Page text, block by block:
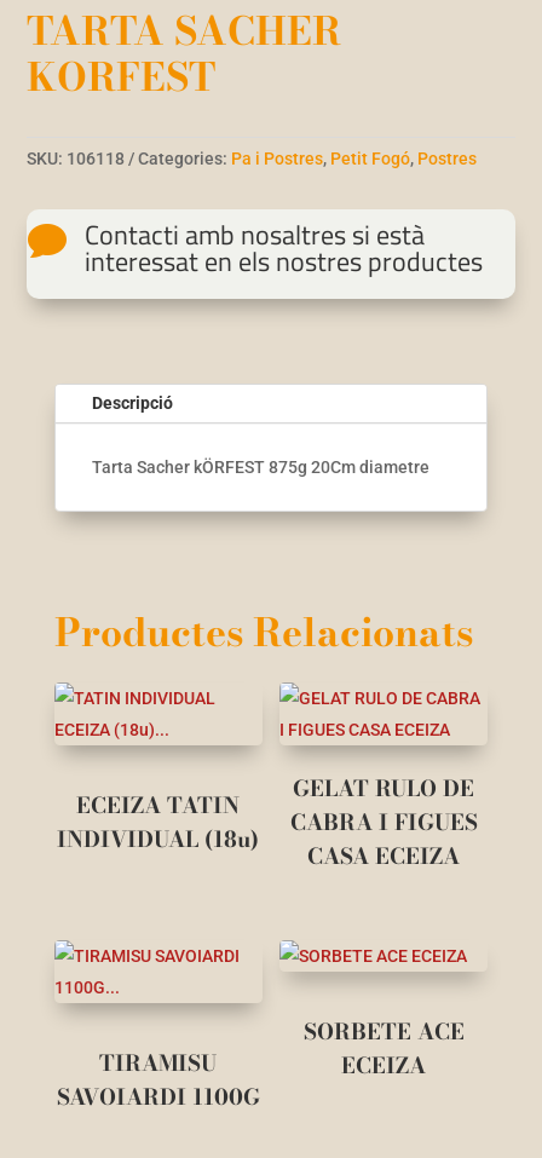
TARTA SACHER
KORFEST
SKU: 106118 Categories: Pa i Postres, Petit Fogó, Postres
 Contacti amb nosaltres si està
interessat en els nostres productes
Descripció
Tarta Sacher kÖRFEST 875g 20Cm diametre
Productes Relacionats
ECEIZA TATIN
INDIVIDUAL (18u)
GELAT RULO DE
CABRA I FIGUES
CASA ECEIZA
TIRAMISU
SAVOIARDI 1100G
SORBETE ACE
ECEIZA